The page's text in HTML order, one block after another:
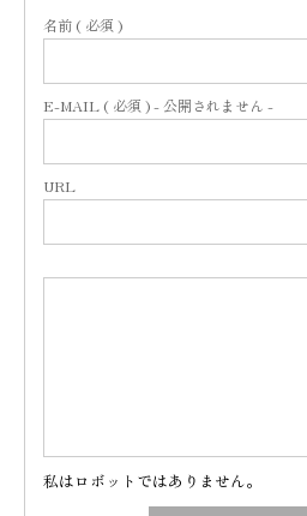
名前 ( 必須 )
E-MAIL ( 必須 ) - 公開されません -
URL
私はロボットではありません。